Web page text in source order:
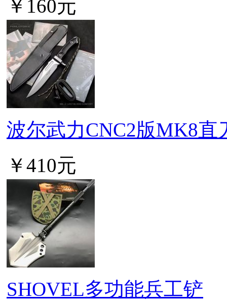
￥160元
波尔武力CNC2版MK8直
￥410元
SHOVEL多功能兵工铲